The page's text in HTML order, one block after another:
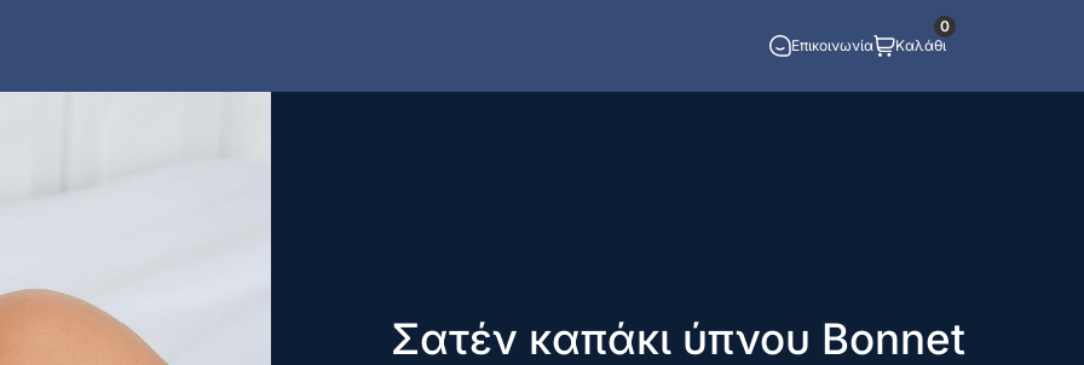
Επικοινωνία Καλάθι
0
Σατέν καπάκι ύπνου Bonnet